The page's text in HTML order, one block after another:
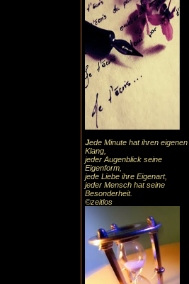
Jede Minute hat ihren eigenen
Klang,
jeder Augenblick seine
Eigenform,
jede Liebe ihre Eigenart,
jeder Mensch hat seine
Besonderheit.
©zeitlos